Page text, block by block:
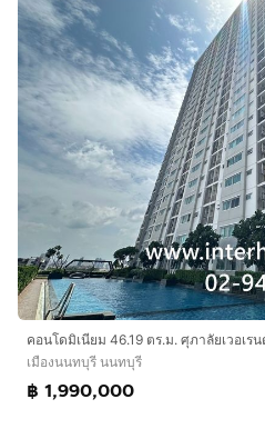
เมืองนนทบุรี นนทบุรี
฿ 1,990,000